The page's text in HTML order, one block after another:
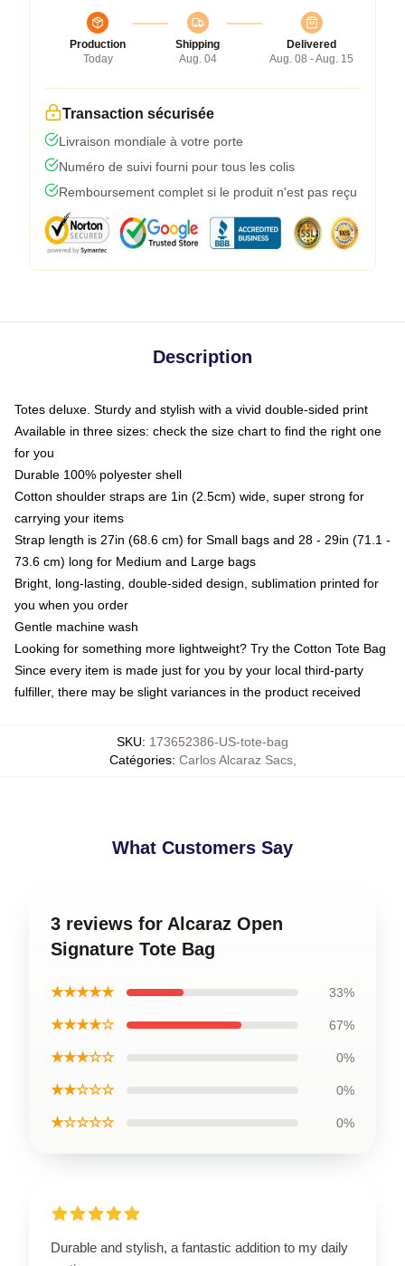
Production
Today
Shipping
Aug. 04
Delivered
Aug. 08 - Aug. 15
Transaction sécurisée
Livraison mondiale à votre porte
Numéro de suivi fourni pour tous les colis
Remboursement complet si le produit n'est pas reçu
Description
Totes deluxe. Sturdy and stylish with a vivid double-sided print
Available in three sizes: check the size chart to find the right one
for you
Durable 100% polyester shell
Cotton shoulder straps are 1in (2.5cm) wide, super strong for
carrying your items
Strap length is 27in (68.6 cm) for Small bags and 28 - 29in (71.1 -
73.6 cm) long for Medium and Large bags
Bright, long-lasting, double-sided design, sublimation printed for
you when you order
Gentle machine wash
Looking for something more lightweight? Try the Cotton Tote Bag
Since every item is made just for you by your local third-party
fulfiller, there may be slight variances in the product received
SKU: 173652386-US-tote-bag
Catégories: Carlos Alcaraz Sacs,
What Customers Say
3 reviews for Alcaraz Open
Signature Tote Bag
★★★★★ 33%
★★★★☆ 67%
★★★☆☆ 0%
★★☆☆☆ 0%
★☆☆☆☆ 0%
Durable and stylish, a fantastic addition to my daily